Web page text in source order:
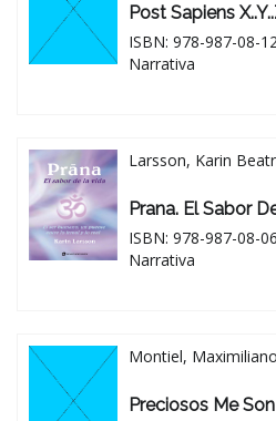
Post Sapiens
ISBN: 978-987-08-
Narrativa
Larsson, Karin
Prana. El Sabor
ISBN: 978-987-08-
Narrativa
Montiel, Maximiliano
Preciosos Me